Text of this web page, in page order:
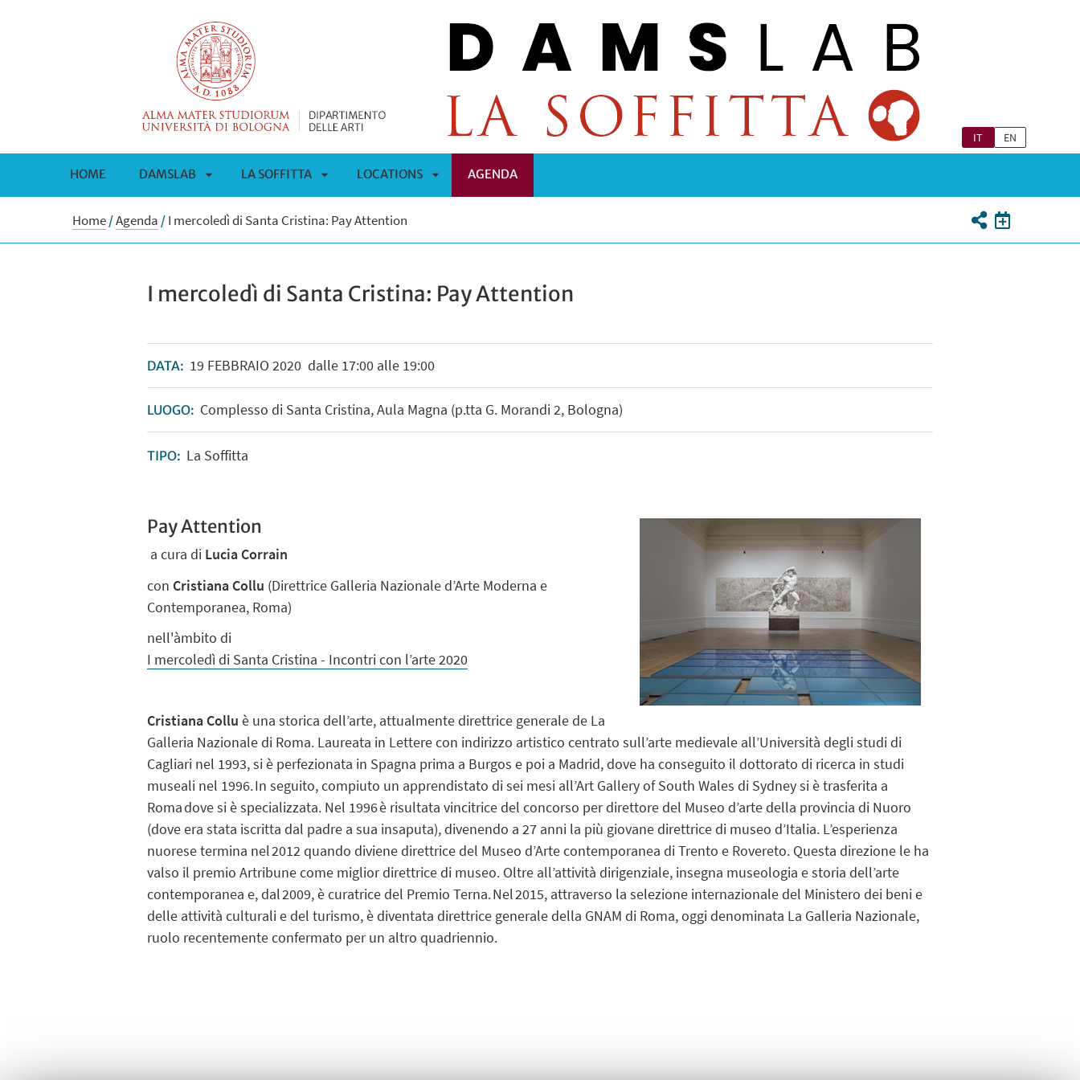
IT EN
HOME DAMSLAB
APRI
LA SOFFITTA
APRI
LOCATIONS AGENDA
Home/Agenda /I mercoledì di Santa Cristina: Pay Attention
I mercoledì di Santa Cristina: Pay Attention
DATA: 19 FEBBRAIO 2020dalle 17:00 alle 19:00
LUOGO: Complesso di Santa Cristina, Aula Magna (p.tta G. Morandi 2, Bologna)
TIPO: La Soffitta
Pay Attention
a cura di Lucia Corrain
con Cristiana Collu (Direttrice Galleria Nazionale d’Arte Moderna e
Contemporanea, Roma)
nell'àmbito di
I mercoledì di Santa Cristina - Incontri con l’arte 2020
Cristiana Collu è una storica dell’arte, attualmente direttrice generale de La
Galleria Nazionale di Roma. Laureata in Lettere con indirizzo artistico centrato sull’arte medievale all’Università degli studi di
Cagliari nel 1993, si è perfezionata in Spagna prima a Burgos e poi a Madrid, dove ha conseguito il dottorato di ricerca in studi
museali nel 1996. In seguito, compiuto un apprendistato di sei mesi all’Art Gallery of South Wales di Sydney si è trasferita a
Roma dove si è specializzata. Nel 1996 è risultata vincitrice del concorso per direttore del Museo d’arte della provincia di Nuoro
(dove era stata iscritta dal padre a sua insaputa), divenendo a 27 anni la più giovane direttrice di museo d’Italia. L’esperienza
nuorese termina nel 2012 quando diviene direttrice del Museo d’Arte contemporanea di Trento e Rovereto. Questa direzione le ha
valso il premio Artribune come miglior direttrice di museo. Oltre all’attività dirigenziale, insegna museologia e storia dell’arte
contemporanea e, dal 2009, è curatrice del Premio Terna. Nel 2015, attraverso la selezione internazionale del Ministero dei beni e
delle attività culturali e del turismo, è diventata direttrice generale della GNAM di Roma, oggi denominata La Galleria Nazionale,
ruolo recentemente confermato per un altro quadriennio.